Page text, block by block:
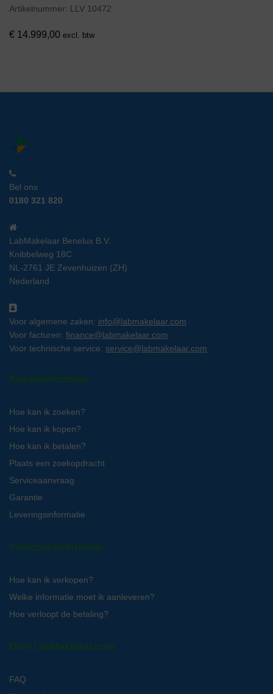
Artikelnummer: LLV 10472
€ 14.999,00 excl. btw
Bel ons
0180 321 820
LabMakelaar Benelux B.V.
Knibbelweg 18C
NL-2761 JE Zevenhuizen (ZH)
Nederland
Voor algemene zaken: info@labmakelaar.com
Voor facturen: finance@labmakelaar.com
Voor technische service: service@labmakelaar.com
Kopersinformatie
Hoe kan ik zoeken?
Hoe kan ik kopen?
Hoe kan ik betalen?
Plaats een zoekopdracht
Serviceaanvraag
Garantie
Leveringsinformatie
Verkopersinformatie
Hoe kan ik verkopen?
Welke informatie moet ik aanleveren?
Hoe verloopt de betaling?
Over LabMakelaar.com
FAQ